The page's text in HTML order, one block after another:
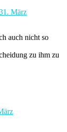
März
auch nicht so
zu ihm zu